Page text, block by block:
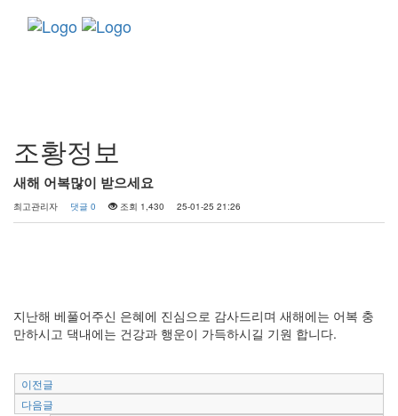
조황정보
새해 어복많이 받으세요
최고관리자 댓글 0 조회 1,430 25-01-25 21:26
지난해 베풀어주신 은혜에 진심으로 감사드리며 새해에는 어복 충
만하시고 댁내에는 건강과 행운이 가득하시길 기원 합니다.
이전글
다음글